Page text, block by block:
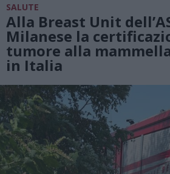
SALUTE
Alla Breast Unit
Milanese la
tumore alla
in Italia